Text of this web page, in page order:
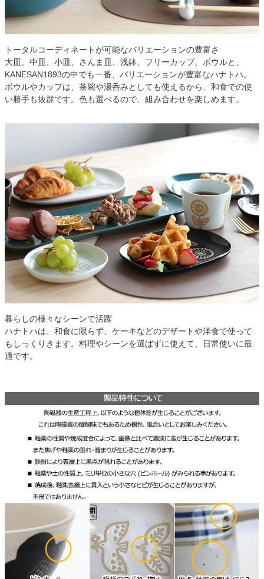
トータルコーディネートが可能なバリエーションの豊富さ
大皿、中皿、小皿、さんま皿、浅鉢、フリーカップ、ボウルと、
KANESAN1893の中でも一番、バリエーションが豊富なハナトハ。
ボウルやカップは、茶碗や湯呑みとしても使えるから、和食での使
い勝手も抜群です。色も選べるので、組み合わせを楽しめます。
暮らしの様々なシーンで活躍
ハナトハは、和食に限らず、ケーキなどのデザートや洋食で使って
もしっくりきます。料理やシーンを選ばずに使えて、日常使いに最
適です。